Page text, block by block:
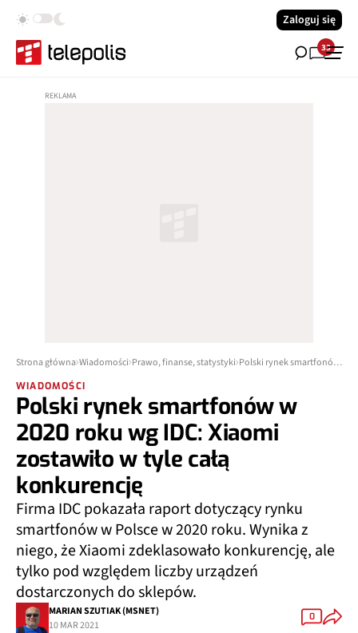
Zaloguj się
33
Strona główna Wiadomości Prawo, finanse, statystyki Polski rynek smartfonów w 2020 roku wg IDC: Xiaomi zostawiło w tyle całą konkurencję
WIADOMOŚCI
Polski rynek smartfonów w
2020 roku wg IDC: Xiaomi
zostawiło w tyle całą
konkurencję
Firma IDC pokazała raport dotyczący rynku
smartfonów w Polsce w 2020 roku. Wynika z
niego, że Xiaomi zdeklasowało konkurencję, ale
tylko pod względem liczby urządzeń
dostarczonych do sklepów.
MARIAN SZUTIAK (MSNET)
10 MAR 2021
0